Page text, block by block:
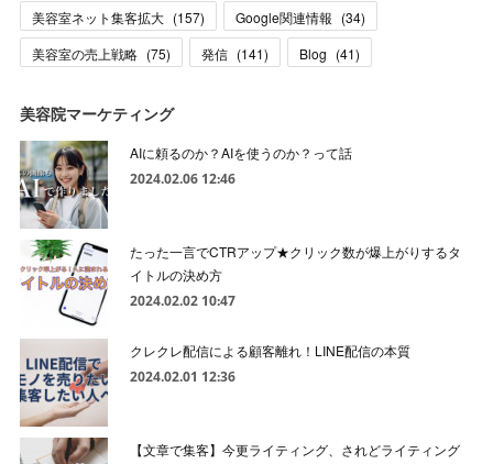
美容室ネット集客拡大 (157) Google関連情報 (34)
美容室の売上戦略 (75) 発信 (141) Blog (41)
美容院マーケティング
AIに頼るのか？AIを使うのか？って話
2024.02.06 12:46
たった一言でCTRアップ★クリック数が爆上がりするタ
イトルの決め方
2024.02.02 10:47
クレクレ配信による顧客離れ！LINE配信の本質
2024.02.01 12:36
【文章で集客】今更ライティング、されどライティング